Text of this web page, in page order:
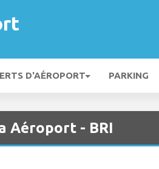
D'AÉROPORT PARKING
Aéroport - BRI